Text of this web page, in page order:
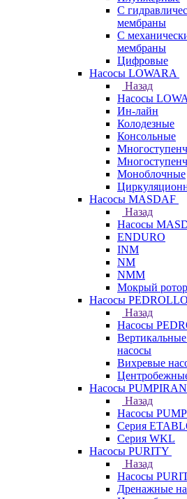
С
мембраны
С
мембраны
Цифровые
Насосы LOWARA
Назад
Насосы
Ин-лайн
Колодезные
Консольные
Моноблочные
Насосы MASDAF
Назад
Насосы
ENDURO
INM
NM
NMM
Мокрый ротор
Насосы PEDROLLO
Назад
Насосы
насосы
Вихревые
Насосы PUMPIRAN
Назад
Насосы
Серия
Серия WKL
Насосы PURITY
Назад
Насосы
Дренажные